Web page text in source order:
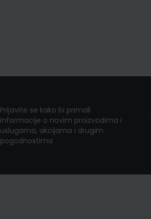
Prijavite se kako bi primali
informacije o novim proizvodima i
uslugama, akcijama i drugim
pogodnostima